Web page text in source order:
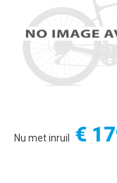
Nu met inruil €